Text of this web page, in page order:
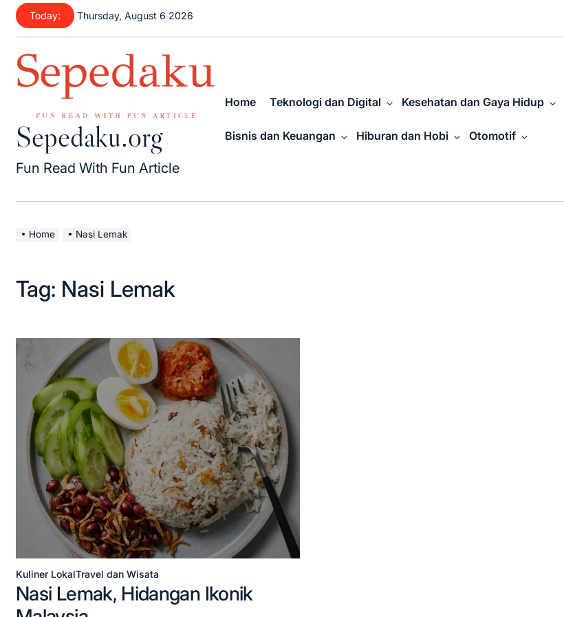
Skip
content
Today: Thursday, August 6 2026
Sepedaku.org
Fun Read With Fun Article
Home Teknologi dan Digital Kesehatan dan Gaya Hidup
Bisnis dan Keuangan Hiburan dan Hobi Otomotif
Home Nasi Lemak
Tag: Nasi Lemak
Posted
in
Kuliner LokalTravel dan Wisata
Nasi Lemak, Hidangan Ikonik